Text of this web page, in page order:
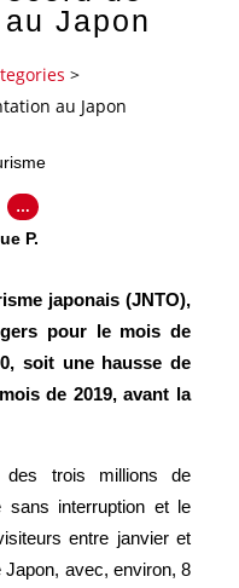
Japon
>
au Japon
…
P.
japonais (JNTO),
pour le mois de
soit une hausse de
de 2019, avant la
trois millions de
sans interruption et le
entre janvier et
Japon, avec, environ, 8